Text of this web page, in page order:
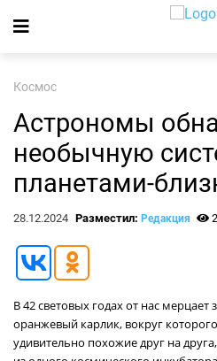
Космос
Астрономы
необычную
планетами-
28.12.2024 Разместил: Редакция
В 42 световых годах от нас мерцает
оранжевый карлик, вокруг
удивительно похожие друг на